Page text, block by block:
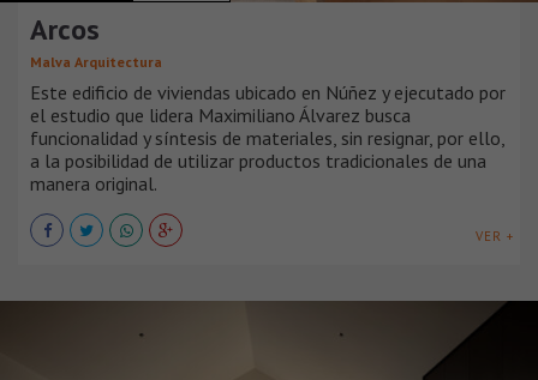
Arcos
Malva Arquitectura
Este edificio de viviendas ubicado en Núñez y ejecutado por
el estudio que lidera Maximiliano Álvarez busca
funcionalidad y síntesis de materiales, sin resignar, por ello,
a la posibilidad de utilizar productos tradicionales de una
manera original.
VER +